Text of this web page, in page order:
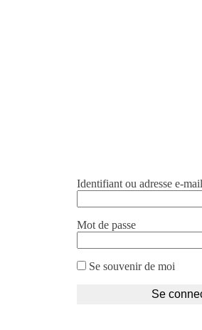
Identifiant ou adresse e-mail
Mot de passe
Se souvenir de moi